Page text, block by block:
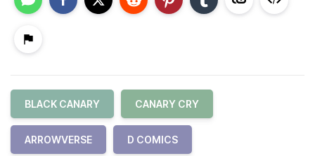
BLACK CANARY CANARY CRY
ARROWVERSE D COMICS